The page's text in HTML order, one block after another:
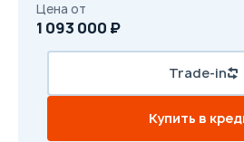
Цена от
1 093 000 ₽
Trade-in
Купить в